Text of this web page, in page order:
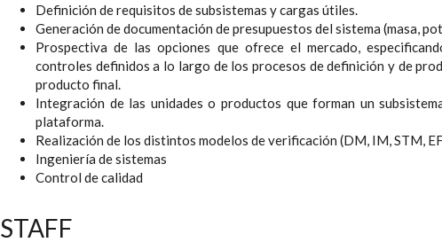
Definición de requisitos de subsistemas y cargas útiles.
Generación de documentación de presupuestos del sistema (masa,
Prospectiva de las opciones que ofrece el mercado,
controles definidos a lo largo de los procesos de definición y de
producto final.
Integración de las unidades o productos que forman un
plataforma.
Realización de los distintos modelos de verificación (DM, IM, STM,
Ingeniería de sistemas
Control de calidad
STAFF